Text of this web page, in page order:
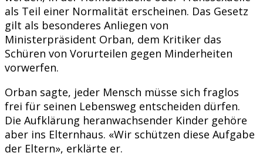
als Teil einer Normalität erscheinen. Das Gesetz
gilt als besonderes Anliegen von
Ministerpräsident Orban, dem Kritiker das
Schüren von Vorurteilen gegen Minderheiten
vorwerfen.
Orban sagte, jeder Mensch müsse sich fraglos
frei für seinen Lebensweg entscheiden dürfen.
Die Aufklärung heranwachsender Kinder gehöre
aber ins Elternhaus. «Wir schützen diese Aufgabe
der Eltern», erklärte er.